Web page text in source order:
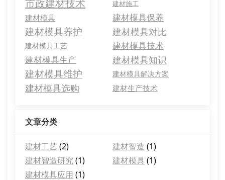
市政建材技术 建材施工
建材模具 建材模具保养
建材模具养护 建材模具对比
建材模具工艺
建材模具技术
建材模具生产
建材模具知识
建材模具维护 建材模具解决方案
建材模具选购 建材生产技术
文章分类
建材工艺(2) 建材智造 (1)
建材智造研究 (1) 建材模具(1)
建材模具应用 (1)